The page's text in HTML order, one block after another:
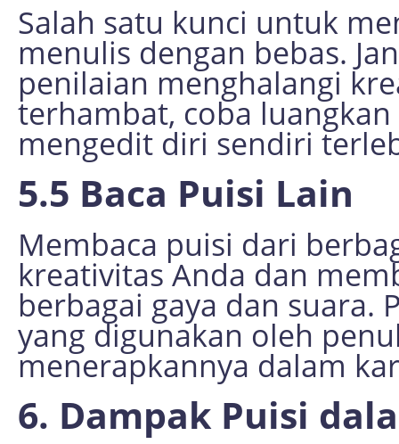
Salah satu kunci untuk
menulis dengan bebas.
penilaian menghalangi
terhambat, coba
mengedit diri sendiri
5.5 Baca Puisi Lain
Membaca puisi dari
kreativitas Anda dan
berbagai gaya dan suara.
yang digunakan oleh
menerapkannya dalam
6. Dampak Puisi